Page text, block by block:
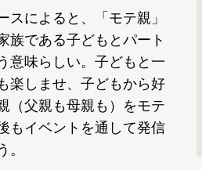
によると、「モテ親」
族である子どもとパート
意味らしい。子どもと一
楽しませ、子どもから好
（父親も母親も）をモテ
もイベントを通して発信
。